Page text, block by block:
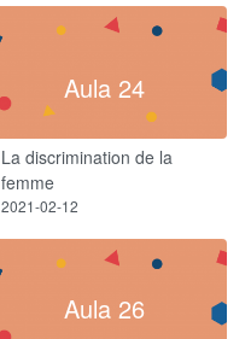
Aula 24
La discrimination de la
femme
2021-02-12
Aula 26